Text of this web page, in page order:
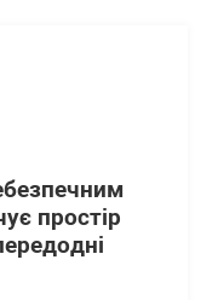
простір